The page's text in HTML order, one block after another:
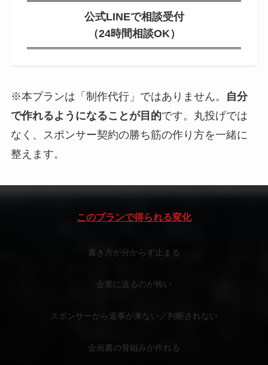
公式LINEで相談受付
（24時間相談OK）
※本プランは「制作代行」ではありません。
自分
で作れるようになることが目的です。丸投げでは
なく、スポンサー契約の勝ち筋の作り方を一緒に
整えます。
このプランで得られる変化
書き方が分からず止まる
企業に送るのが怖い
スポンサーから返事が来ない／判断されない
企画書の骨組みが作れる